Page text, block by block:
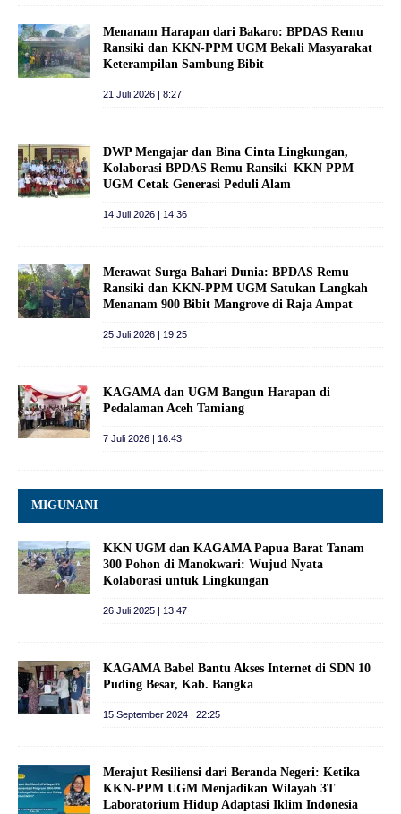
Menanam Harapan dari Bakaro: BPDAS Remu
Ransiki dan KKN-PPM UGM Bekali Masyarakat
Keterampilan Sambung Bibit
21 Juli 2026 | 8:27
DWP Mengajar dan Bina Cinta Lingkungan,
Kolaborasi BPDAS Remu Ransiki–KKN PPM
UGM Cetak Generasi Peduli Alam
14 Juli 2026 | 14:36
Merawat Surga Bahari Dunia: BPDAS Remu
Ransiki dan KKN-PPM UGM Satukan Langkah
Menanam 900 Bibit Mangrove di Raja Ampat
25 Juli 2026 | 19:25
KAGAMA dan UGM Bangun Harapan di
Pedalaman Aceh Tamiang
7 Juli 2026 | 16:43
MIGUNANI
KKN UGM dan KAGAMA Papua Barat Tanam
300 Pohon di Manokwari: Wujud Nyata
Kolaborasi untuk Lingkungan
26 Juli 2025 | 13:47
KAGAMA Babel Bantu Akses Internet di SDN 10
Puding Besar, Kab. Bangka
15 September 2024 | 22:25
Merajut Resiliensi dari Beranda Negeri: Ketika
KKN-PPM UGM Menjadikan Wilayah 3T
Laboratorium Hidup Adaptasi Iklim Indonesia